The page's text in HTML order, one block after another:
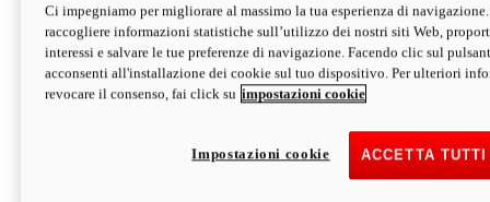
Hypermotard V2 SP
120,4 CVPotenza
94 NmCoppia
177 kgPeso in ordine di marcia
senza carburante
Depotenziata 35 kW: 18.890 € i
configura scopri di più
Ci impegniamo per migliorare al massimo la tua esperienza di
raccogliere informazioni statistiche sull’utilizzo dei nostri siti Web,
interessi e salvare le tue preferenze di navigazione. Facendo clic sul
acconsenti all'installazione dei cookie sul tuo dispositivo. Per ulteriori
revocare il consenso, fai click su impostazioni cookie
ACCETTA
Impostazioni cookie